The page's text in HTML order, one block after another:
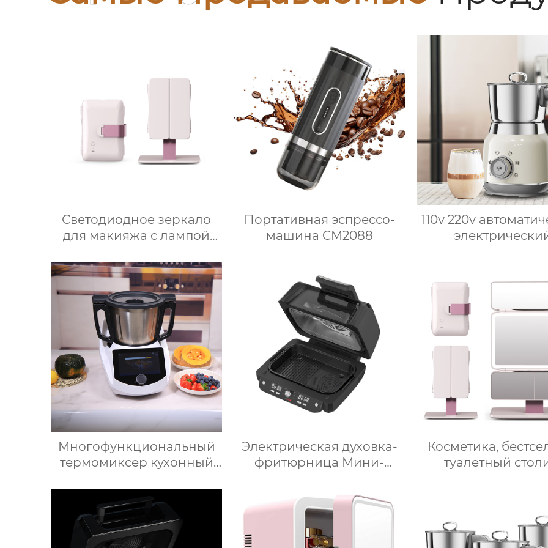
Светодиодное зеркало
для макияжа с лампой
зеркало для спальни
заполняет свет складное
косметическое зеркало
для переодевания
фабрика зеркал
Портативная эспрессо-
машина CM2088
110v 220v
молока машина
приготовления
шоколада
Многофункциональный
термомиксер кухонный
комбайны термомиксер
Китай для продажи с
мясорубкой и Wi-Fi
Электрическая духовка-
фритюрница Мини-
Умная мощность
Безмасляная глубокая с
умной плитой
серебристого цвета с
Косметика,
туалетный
увеличительное
для макияжа